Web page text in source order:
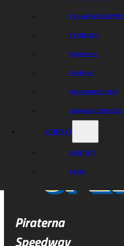
PROVA PÅ SPEEDWAY
STYRELSEN
INSAMLING
CAMPING
JULGRANSSCHEMA
JULKALENDERN 2025
KONTAKT
KONTAKT
PRESS
Piraterna
Speedway